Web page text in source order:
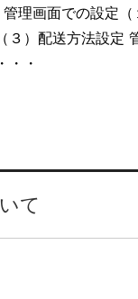
理画面での設定
３）配送方法設定
・・
て